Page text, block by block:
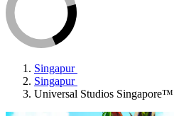
Singapur
Singapur
Universal Studios Singapore™